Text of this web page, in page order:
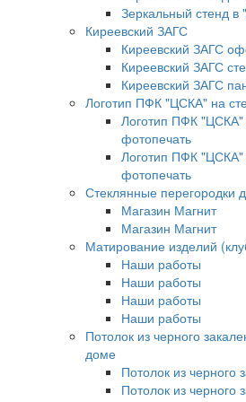
Зеркальный стенд
Киреевский ЗАГС
Киреевский ЗАГС
Киреевский ЗАГС
Киреевский ЗАГС
Логотип ПФК "ЦСКА" на
Логотип ПФК "ЦСКА"
фотопечать
Логотип ПФК "ЦСКА"
фотопечать
Стеклянные перегородки
Магазин Магнит
Магазин Магнит
Матирование изделий
Наши работы
Наши работы
Наши работы
Наши работы
Потолок из черного
доме
Потолок из черного
Потолок из черного